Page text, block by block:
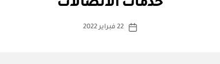
خدمات الاتصالات
كاتب
س
ة
تاريخ
22 فبراير 2022